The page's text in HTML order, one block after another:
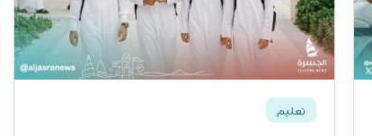
تعليم